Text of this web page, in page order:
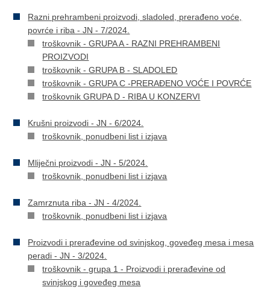
Razni prehrambeni proizvodi, sladoled, prerađeno voće,
povrće i riba - JN - 7/2024.
troškovnik - GRUPA A - RAZNI PREHRAMBENI
PROIZVODI
troškovnik - GRUPA B - SLADOLED
troškovnik - GRUPA C -PRERAĐENO VOĆE I POVRĆE
troškovnik GRUPA D - RIBA U KONZERVI
Krušni proizvodi - JN - 6/2024.
troškovnik, ponudbeni list i izjava
Mliječni proizvodi - JN - 5/2024.
troškovnik, ponudbeni list i izjava
Zamrznuta riba - JN - 4/2024.
troškovnik, ponudbeni list i izjava
Proizvodi i prerađevine od svinjskog, goveđeg mesa i mesa
peradi - JN - 3/2024.
troškovnik - grupa 1 - Proizvodi i prerađevine od
svinjskog i goveđeg mesa